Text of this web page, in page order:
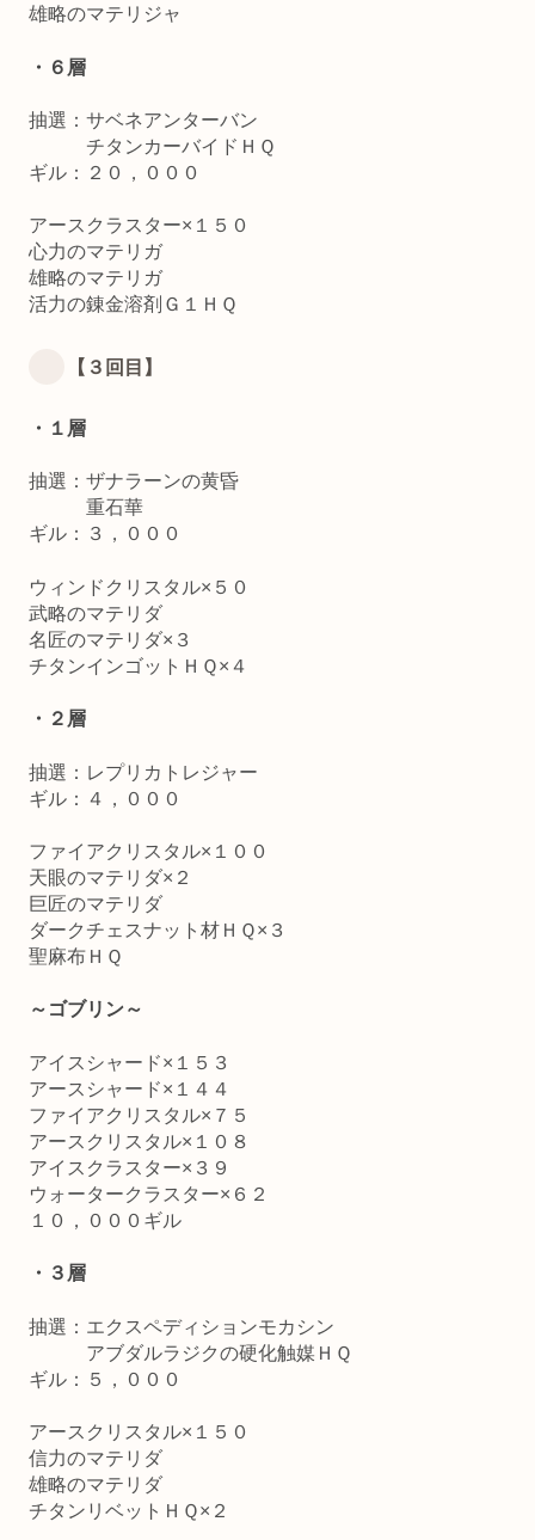
雄略のマテリジャ
・６層
抽選：サベネアンターバン
チタンカーバイドＨＱ
ギル：２０，０００
アースクラスター×１５０
心力のマテリガ
雄略のマテリガ
活力の錬金溶剤Ｇ１ＨＱ
【３回目】
・１層
抽選：ザナラーンの黄昏
重石華
ギル：３，０００
ウィンドクリスタル×５０
武略のマテリダ
名匠のマテリダ×３
チタンインゴットＨＱ×４
・２層
抽選：レプリカトレジャー
ギル：４，０００
ファイアクリスタル×１００
天眼のマテリダ×２
巨匠のマテリダ
ダークチェスナット材ＨＱ×３
聖麻布ＨＱ
～ゴブリン～
アイスシャード×１５３
アースシャード×１４４
ファイアクリスタル×７５
アースクリスタル×１０８
アイスクラスター×３９
ウォータークラスター×６２
１０，０００ギル
・３層
抽選：エクスペディションモカシン
アブダルラジクの硬化触媒ＨＱ
ギル：５，０００
アースクリスタル×１５０
信力のマテリダ
雄略のマテリダ
チタンリベットＨＱ×２